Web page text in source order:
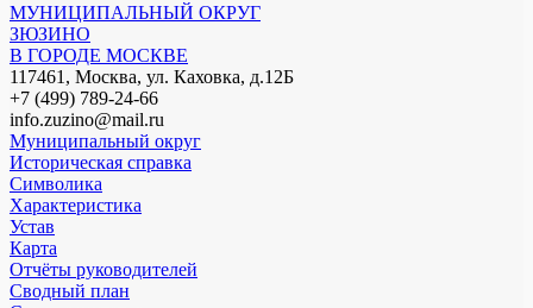
МУНИЦИПАЛЬНЫЙ ОКРУГ
ЗЮЗИНО
В ГОРОДЕ МОСКВЕ
117461, Москва, ул. Каховка, д.12Б
+7 (499) 789-24-66
info.zuzino@mail.ru
Муниципальный округ
Историческая справка
Символика
Характеристика
Устав
Карта
Отчёты руководителей
Сводный план